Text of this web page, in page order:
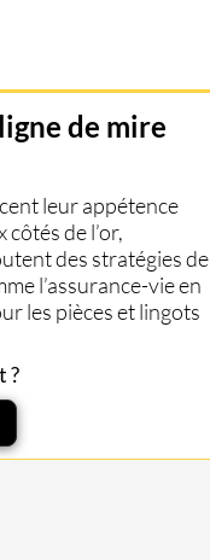
de mire
leur appétence
de l’or,
des stratégies de
l’assurance-vie en
les pièces et lingots
?